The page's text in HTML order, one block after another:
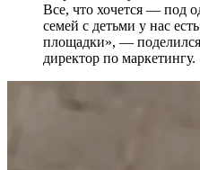
Все, что хочется — под
семей с детьми у нас
площадки», —
директор по маркетингу.